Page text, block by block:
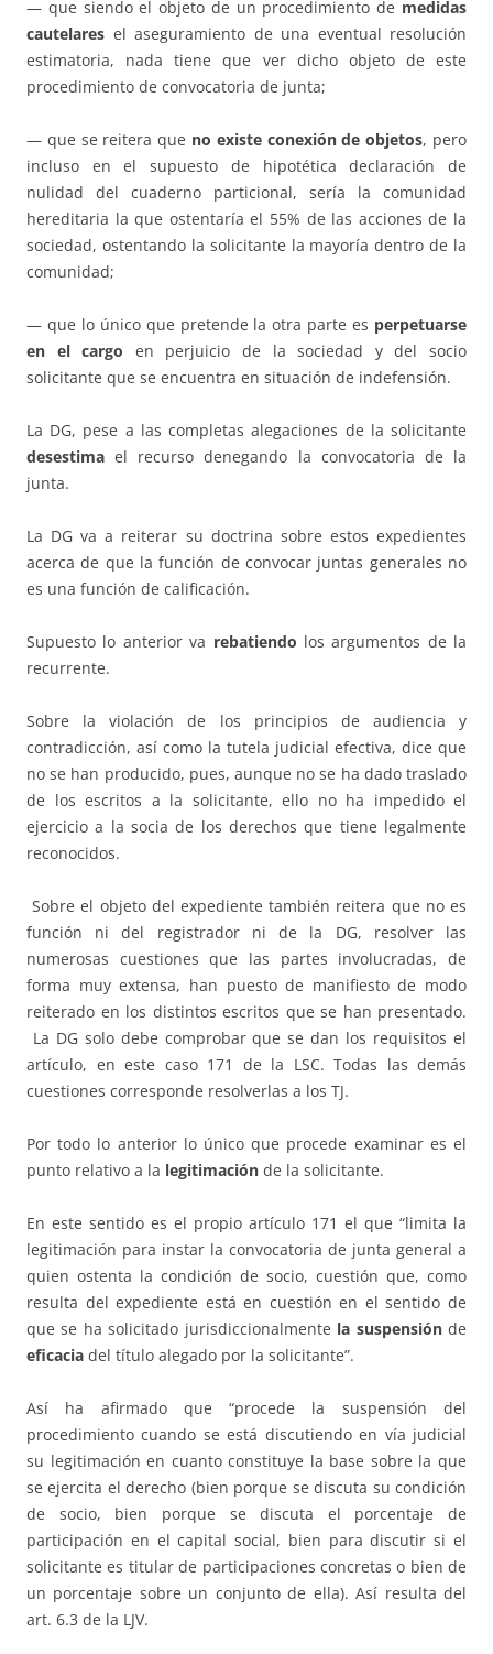
— que siendo el objeto de un procedimiento de medidas
cautelares el aseguramiento de una eventual resolución
estimatoria, nada tiene que ver dicho objeto de este
procedimiento de convocatoria de junta;
— que se reitera que no existe conexión de objetos, pero
incluso en el supuesto de hipotética declaración de
nulidad del cuaderno particional, sería la comunidad
hereditaria la que ostentaría el 55% de las acciones de la
sociedad, ostentando la solicitante la mayoría dentro de la
comunidad;
— que lo único que pretende la otra parte es perpetuarse
en el cargo en perjuicio de la sociedad y del socio
solicitante que se encuentra en situación de indefensión.
La DG, pese a las completas alegaciones de la solicitante
desestima el recurso denegando la convocatoria de la
junta.
La DG va a reiterar su doctrina sobre estos expedientes
acerca de que la función de convocar juntas generales no
es una función de calificación.
Supuesto lo anterior va rebatiendo los argumentos de la
recurrente.
Sobre la violación de los principios de audiencia y
contradicción, así como la tutela judicial efectiva, dice que
no se han producido, pues, aunque no se ha dado traslado
de los escritos a la solicitante, ello no ha impedido el
ejercicio a la socia de los derechos que tiene legalmente
reconocidos.
Sobre el objeto del expediente también reitera que no es
función ni del registrador ni de la DG, resolver las
numerosas cuestiones que las partes involucradas, de
forma muy extensa, han puesto de manifiesto de modo
reiterado en los distintos escritos que se han presentado.
La DG solo debe comprobar que se dan los requisitos el
artículo, en este caso 171 de la LSC. Todas las demás
cuestiones corresponde resolverlas a los TJ.
Por todo lo anterior lo único que procede examinar es el
punto relativo a la legitimación de la solicitante.
En este sentido es el propio artículo 171 el que “limita la
legitimación para instar la convocatoria de junta general a
quien ostenta la condición de socio, cuestión que, como
resulta del expediente está en cuestión en el sentido de
que se ha solicitado jurisdiccionalmente la suspensiónde
eficacia del título alegado por la solicitante”.
Así ha afirmado que “procede la suspensión del
procedimiento cuando se está discutiendo en vía judicial
su legitimación en cuanto constituye la base sobre la que
se ejercita el derecho (bien porque se discuta su condición
de socio, bien porque se discuta el porcentaje de
participación en el capital social, bien para discutir si el
solicitante es titular de participaciones concretas o bien de
un porcentaje sobre un conjunto de ella). Así resulta del
art. 6.3 de la LJV.